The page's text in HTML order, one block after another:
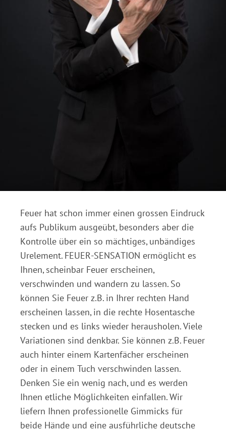
Feuer hat schon immer einen grossen Eindruck
aufs Publikum ausgeübt, besonders aber die
Kontrolle über ein so mächtiges, unbändiges
Urelement. FEUER-SENSATION ermöglicht es
Ihnen, scheinbar Feuer erscheinen,
verschwinden und wandern zu lassen. So
können Sie Feuer z.B. in Ihrer rechten Hand
erscheinen lassen, in die rechte Hosentasche
stecken und es links wieder herausholen. Viele
Variationen sind denkbar. Sie können z.B. Feuer
auch hinter einem Kartenfächer erscheinen
oder in einem Tuch verschwinden lassen.
Denken Sie ein wenig nach, und es werden
Ihnen etliche Möglichkeiten einfallen. Wir
liefern Ihnen professionelle Gimmicks für
beide Hände und eine ausführliche deutsche